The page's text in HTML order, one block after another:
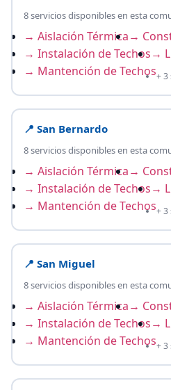
8 servicios disponibles en esta
→ Aislación Térmica→
→ Instalación de Techos→
→ Mantención de Techos+ 3
📍 San Bernardo
8 servicios disponibles en esta
→ Aislación Térmica→
→ Instalación de Techos→
→ Mantención de Techos+ 3
📍 San Miguel
8 servicios disponibles en esta
→ Aislación Térmica→
→ Instalación de Techos→
→ Mantención de Techos+ 3